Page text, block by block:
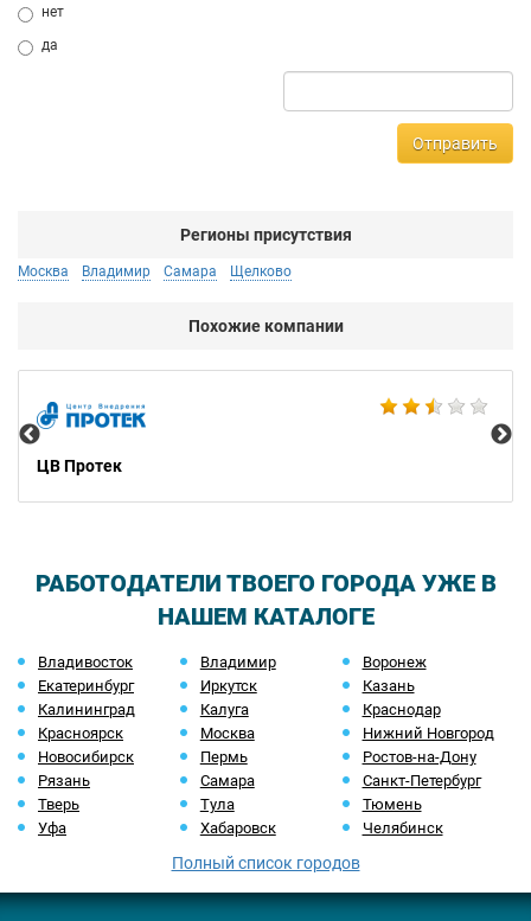
нет
да
Отправить
Регионы присутствия
Москва Владимир Самара Щелково
Похожие компании
ЦВ Протек
РАБОТОДАТЕЛИ ТВОЕГО ГОРОДА УЖЕ В
НАШЕМ КАТАЛОГЕ
Владивосток Владимир
Воронеж
Екатеринбург
Иркутск
Казань
Калининград
Калуга
Краснодар
Красноярск
Москва
Нижний Новгород
Новосибирск
Пермь
Ростов-на-Дону
Рязань
Самара
Санкт-Петербург
Тверь
Тула
Тюмень
Уфа
Хабаровск Челябинск
Полный список городов